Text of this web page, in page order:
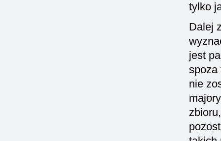
tylko
Dalej
jest
spoza
nie